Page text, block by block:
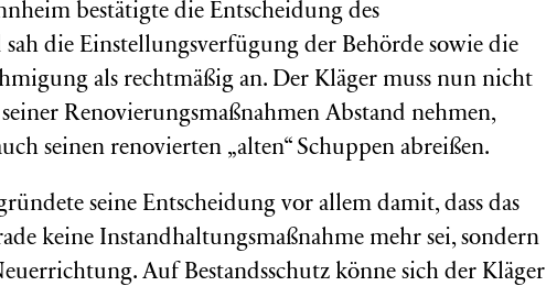
bestätigte die Entscheidung des
die Einstellungsverfügung der Behörde sowie die
als rechtmäßig an. Der Kläger muss nun nicht
Renovierungsmaßnahmen Abstand nehmen,
seinen renovierten „alten“ Schuppen abreißen.
seine Entscheidung vor allem damit, dass das
keine Instandhaltungsmaßnahme mehr sei, sondern
Auf Bestandsschutz könne sich der Kläger